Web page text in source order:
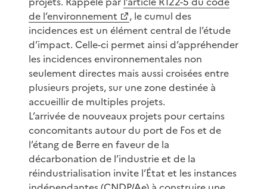
de l’environnement
, le cumul des
incidences est un élément central de l’étude
d’impact. Celle-ci permet ainsi d’appréhender
les incidences environnementales non
seulement directes mais aussi croisées entre
plusieurs projets, sur une zone destinée à
accueillir de multiples projets.
L’arrivée de nouveaux projets pour certains
concomitants autour du port de Fos et de
l’étang de Berre en faveur de la
décarbonation de l’industrie et de la
réindustrialisation invite l’État et les instances